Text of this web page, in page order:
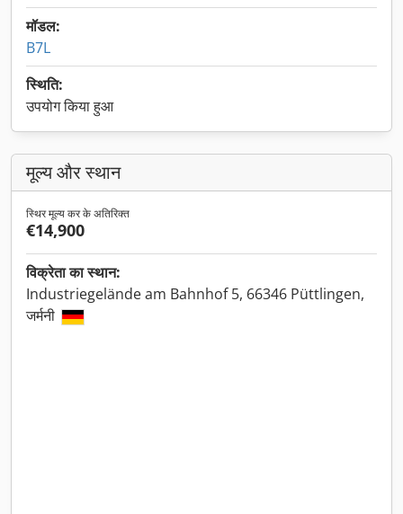
मॉडल:
B7L
स्थिति:
उपयोग किया हुआ
मूल्य और स्थान
स्थिर मूल्य कर के अतिरिक्त
€14,900
विक्रेता का स्थान:
Industriegelände am Bahnhof 5, 66346 Püttlingen,
जर्मनी